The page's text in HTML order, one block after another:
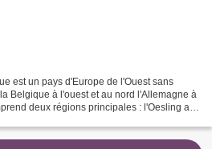
est un pays d'Europe de l'Ouest sans
Belgique à l'ouest et au nord l'Allemagne à
deux régions principales : l'Oesling au